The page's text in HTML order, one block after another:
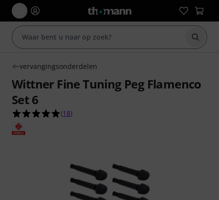
Zoek
vervangingsonderdelen
Wittner Fine Tuning Peg Flamenco
Set 6
4.9 van de 5 sterren van 18 klantbeoordelingen
(18)